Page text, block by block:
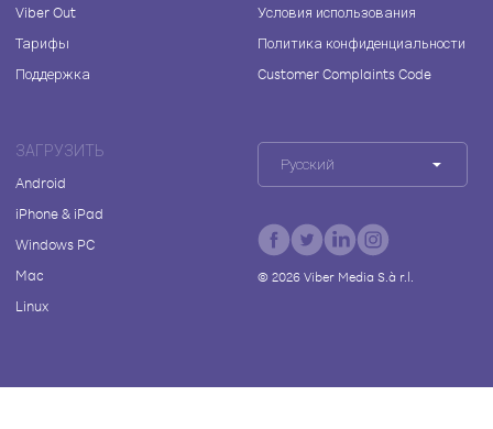
Viber Out
Тарифы
Поддержка
Условия использования
Политика конфиденциальности
Customer Complaints Code
ЗАГРУЗИТЬ
Android
iPhone & iPad
Windows PC
Mac
Linux
Русский
© 2026Viber Media S.à r.l.